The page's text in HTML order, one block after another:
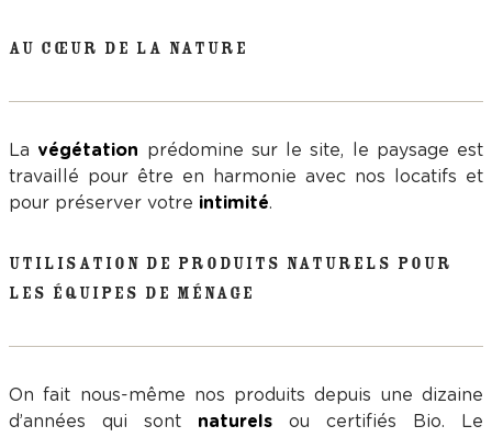
AU CŒUR DE LA NATURE
La végétation prédomine sur le site, le paysage est
travaillé pour être en harmonie avec nos locatifs et
pour préserver votre intimité.
UTILISATION DE PRODUITS NATURELS POUR
LES ÉQUIPES DE MÉNAGE
On fait nous-même nos produits depuis une dizaine
d’années qui sont naturels ou certifiés Bio. Le